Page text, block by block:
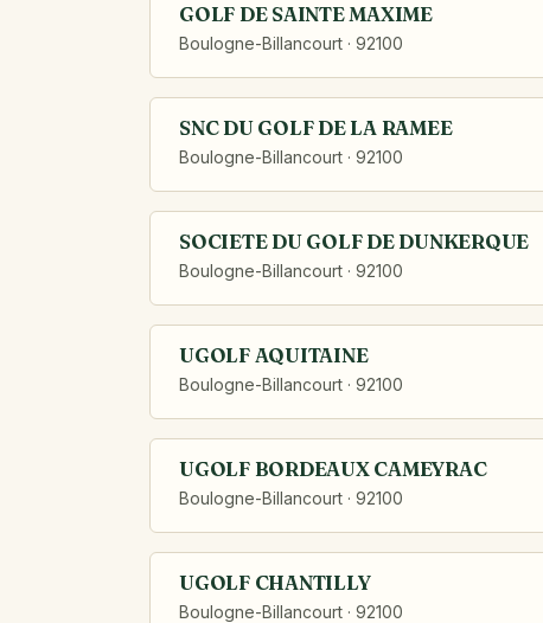
GOLF DE SAINTE MAXIME
Boulogne-Billancourt · 92100
SNC DU GOLF DE LA RAMEE
Boulogne-Billancourt · 92100
SOCIETE DU GOLF DE DUNKERQUE
Boulogne-Billancourt · 92100
UGOLF AQUITAINE
Boulogne-Billancourt · 92100
UGOLF BORDEAUX CAMEYRAC
Boulogne-Billancourt · 92100
UGOLF CHANTILLY
Boulogne-Billancourt · 92100